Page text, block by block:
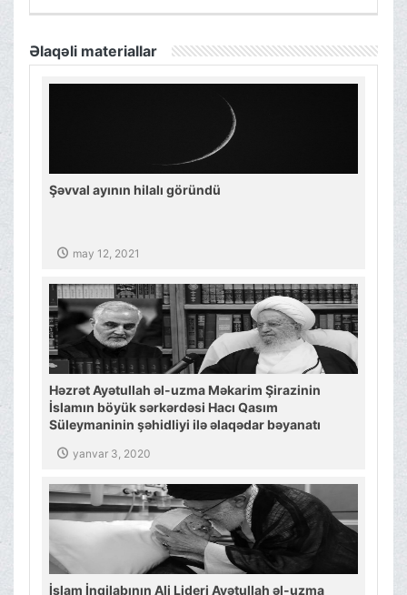
Əlaqəli materiallar
Şəvval ayının hilalı göründü
may 12, 2021
Həzrət Ayətullah əl-uzma Məkarim Şirazinin
İslamın böyük sərkərdəsi Hacı Qasım
Süleymaninin şəhidliyi ilə əlaqədar bəyanatı
yanvar 3, 2020
İslam İnqilabının Ali Lideri Ayətullah əl-uzma